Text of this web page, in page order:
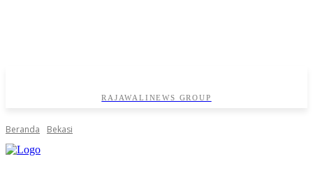
RAJAWALINEWS GROUP
Beranda Bekasi